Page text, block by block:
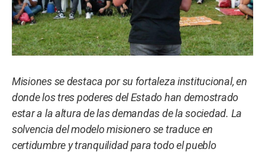
Misiones se destaca por su fortaleza institucional, en
donde los tres poderes del Estado han demostrado
estar a la altura de las demandas de la sociedad. La
solvencia del modelo misionero se traduce en
certidumbre y tranquilidad para todo el pueblo